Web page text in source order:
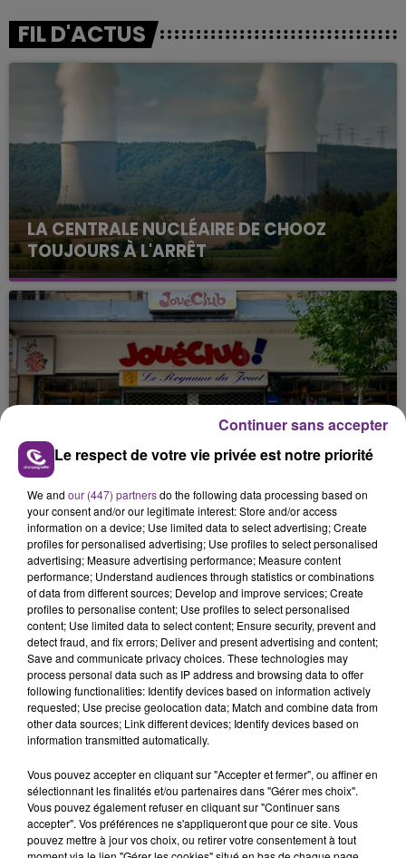
FIL D'ACTUS
LA CENTRALE NUCLÉAIRE DE CHOOZ
TOUJOURS À L'ARRÊT
Cela fait déjà une semaine que la centrale
nucléaire ardennaise est à l'arrêt. Une situation
justifiée par la sécheresse intense qui est toujours
présente.
LE MAGASIN JOUÉCLUB DE REIMS FERME
SES PORTES
C'était l'une des institutions du centre-ville
rémois. Le magasin JouéClub est contraint de
fermer ses portes.
TITRES DIFFUSÉS
8h21
8h21
DISIZ & THEODORA
Melodrama
8h13
8h13
ALEX WARREN
Passenger
Le respect de votre vie privée est notre priorité
We and our (447) partnersdo the following data processing based on
your consent and/or our legitimate interest: Store and/or access
information on a device; Use limited data to select advertising; Create
profiles for personalised advertising; Use profiles to select personalised
advertising; Measure advertising performance; Measure content
performance; Understand audiences through statistics or combinations
of data from different sources; Develop and improve services; Create
profiles to personalise content; Use profiles to select personalised
content; Use limited data to select content; Ensure security, prevent and
detect fraud, and fix errors; Deliver and present advertising and content;
Save and communicate privacy choices. These technologies may
process personal data such as IP address and browsing data to offer
following functionalities: Identify devices based on information actively
requested; Use precise geolocation data; Match and combine data from
other data sources; Link different devices; Identify devices based on
information transmitted automatically.
Vous pouvez accepter en cliquant sur "Accepter et fermer", ou affiner en
sélectionnant les finalités et/ou partenaires dans "Gérer mes choix".
Vous pouvez également refuser en cliquant sur "Continuer sans
accepter". Vos préférences ne s'appliqueront que pour ce site. Vous
pouvez mettre à jour vos choix, ou retirer votre consentement à tout
Continuer sans accepter